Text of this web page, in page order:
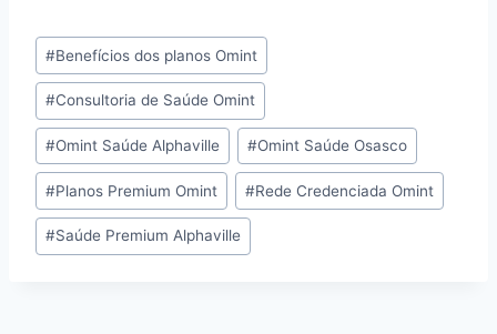
#Benefícios dos planos Omint
#Consultoria de Saúde Omint
#Omint Saúde Alphaville #Omint Saúde Osasco
#Planos Premium Omint #Rede Credenciada Omint
#Saúde Premium Alphaville